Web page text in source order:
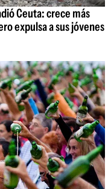
Ceuta: crece más
expulsa a sus jóvenes